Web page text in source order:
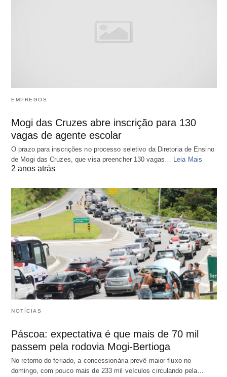
EMPREGOS
Mogi das Cruzes abre inscrição para 130
vagas de agente escolar
O prazo para inscrições no processo seletivo da Diretoria de Ensino
de Mogi das Cruzes, que visa preencher 130 vagas… Leia Mais
2 anos atrás
NOTÍCIAS
Páscoa: expectativa é que mais de 70 mil
passem pela rodovia Mogi-Bertioga
No retorno do feriado, a concessionária prevê maior fluxo no
domingo, com pouco mais de 233 mil veículos circulando pela…